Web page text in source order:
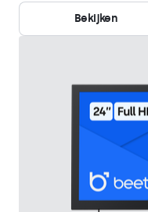
Bekijken